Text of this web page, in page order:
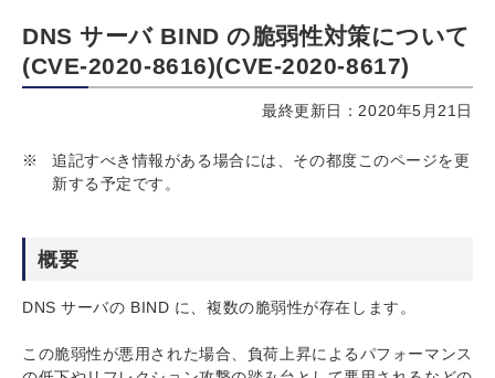
DNS サーバ BIND の脆弱性対策について
(CVE-2020-8616)(CVE-2020-8617)
最終更新日：2020年5月21日
※
追記すべき情報がある場合には、その都度このページを更
新する予定です。
概要
DNS サーバの BIND に、複数の脆弱性が存在します。
この脆弱性が悪用された場合、負荷上昇によるパフォーマンス